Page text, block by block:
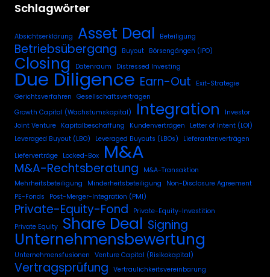
Schlagwörter
Absichtserklärung Asset Deal Beteiligung
Betriebsübergang Buyout Börsengängen (IPO)
Closing Datenraum Distressed Investing
Due Diligence Earn-Out
Exit-Strategie
Gerichtsverfahren Gesellschaftsverträgen
Growth Capital (Wachstumskapital)
Integration
Investor
Joint Venture Kapitalbeschaffung Kundenverträgen
Letter of Intent (LOI)
Leveraged Buyout (LBO)
Leveraged Buyouts (LBOs)
Lieferantenverträgen
Lieferverträge Locked-Box M&A
M&A-Rechtsberatung
M&A-Transaktion
Mehrheitsbeteiligung
Minderheitsbeteiligung
Non-Disclosure Agreement
PE-Fonds
Post-Merger-Integration (PMI)
Private-Equity-Fond
Private-Equity-Investition
Private Equity Share Deal Signing
Unternehmensbewertung
Unternehmensfusionen Venture Capital (Risikokapital)
Vertragsprüfung Vertraulichkeitsvereinbarung